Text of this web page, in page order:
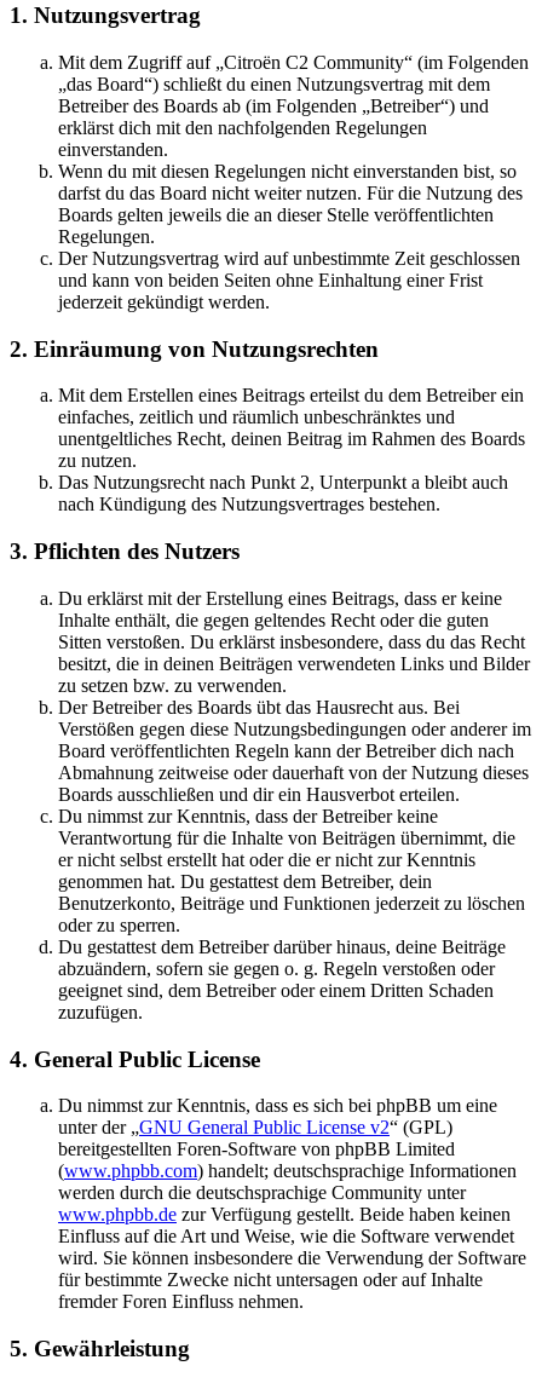
1. Nutzungsvertrag
Mit dem Zugriff auf „Citroën C2 Community“ (im Folgenden
„das Board“) schließt du einen Nutzungsvertrag mit dem
Betreiber des Boards ab (im Folgenden „Betreiber“) und
erklärst dich mit den nachfolgenden Regelungen
einverstanden.
Wenn du mit diesen Regelungen nicht einverstanden bist, so
darfst du das Board nicht weiter nutzen. Für die Nutzung des
Boards gelten jeweils die an dieser Stelle veröffentlichten
Regelungen.
Der Nutzungsvertrag wird auf unbestimmte Zeit geschlossen
und kann von beiden Seiten ohne Einhaltung einer Frist
jederzeit gekündigt werden.
2. Einräumung von Nutzungsrechten
Mit dem Erstellen eines Beitrags erteilst du dem Betreiber ein
einfaches, zeitlich und räumlich unbeschränktes und
unentgeltliches Recht, deinen Beitrag im Rahmen des Boards
zu nutzen.
Das Nutzungsrecht nach Punkt 2, Unterpunkt a bleibt auch
nach Kündigung des Nutzungsvertrages bestehen.
3. Pflichten des Nutzers
Du erklärst mit der Erstellung eines Beitrags, dass er keine
Inhalte enthält, die gegen geltendes Recht oder die guten
Sitten verstoßen. Du erklärst insbesondere, dass du das Recht
besitzt, die in deinen Beiträgen verwendeten Links und Bilder
zu setzen bzw. zu verwenden.
Der Betreiber des Boards übt das Hausrecht aus. Bei
Verstößen gegen diese Nutzungsbedingungen oder anderer im
Board veröffentlichten Regeln kann der Betreiber dich nach
Abmahnung zeitweise oder dauerhaft von der Nutzung dieses
Boards ausschließen und dir ein Hausverbot erteilen.
Du nimmst zur Kenntnis, dass der Betreiber keine
Verantwortung für die Inhalte von Beiträgen übernimmt, die
er nicht selbst erstellt hat oder die er nicht zur Kenntnis
genommen hat. Du gestattest dem Betreiber, dein
Benutzerkonto, Beiträge und Funktionen jederzeit zu löschen
oder zu sperren.
Du gestattest dem Betreiber darüber hinaus, deine Beiträge
abzuändern, sofern sie gegen o. g. Regeln verstoßen oder
geeignet sind, dem Betreiber oder einem Dritten Schaden
zuzufügen.
4. General Public License
Du nimmst zur Kenntnis, dass es sich bei phpBB um eine
unter der „GNU General Public License v2“ (GPL)
bereitgestellten Foren-Software von phpBB Limited
(www.phpbb.com) handelt; deutschsprachige Informationen
werden durch die deutschsprachige Community unter
www.phpbb.de zur Verfügung gestellt. Beide haben keinen
Einfluss auf die Art und Weise, wie die Software verwendet
wird. Sie können insbesondere die Verwendung der Software
für bestimmte Zwecke nicht untersagen oder auf Inhalte
fremder Foren Einfluss nehmen.
5. Gewährleistung